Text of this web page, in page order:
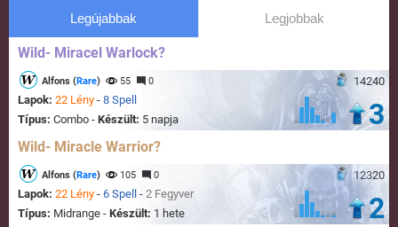
Legújabbak Legjobbak
Wild- Miracel Warlock?
14240
Alfons (Rare) 55 0
Lapok: 22 Lény - 8 Spell
Típus: Combo - Készült: 5 napja 3
Wild- Miracle Warrior?
12320
Alfons (Rare) 105 0
Lapok: 22 Lény - 6 Spell - 2 Fegyver
Típus: Midrange - Készült: 1 hete 2